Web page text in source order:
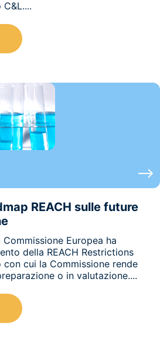
REACH sulle future
Europea ha
della REACH Restrictions
cui la Commissione rende
o in valutazione....